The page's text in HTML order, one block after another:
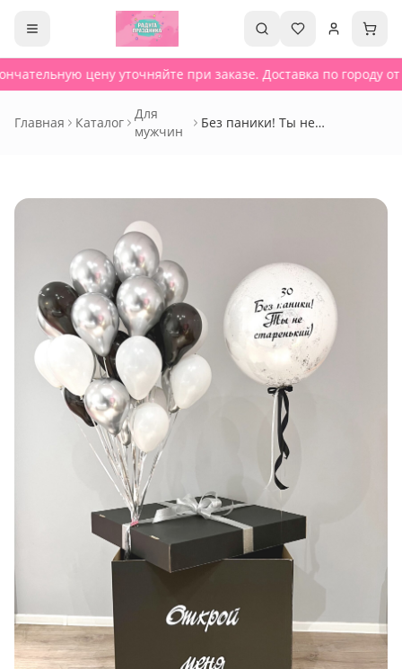
цену уточняйте при заказе. Доставка по городу от
Главная Каталог
Для
мужчин
Без паники! Ты не